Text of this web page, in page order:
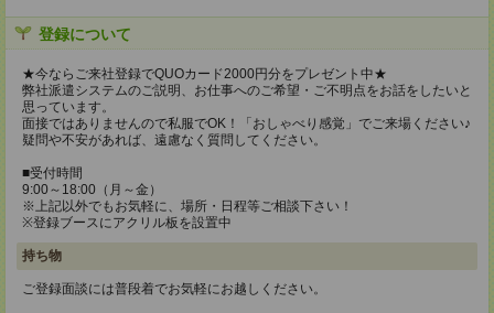
登録について
★今ならご来社登録でQUOカード2000円分をプレゼント中★
弊社派遣システムのご説明、お仕事へのご希望・ご不明点をお話をしたいと
思っています。
面接ではありませんので私服でOK！「おしゃべり感覚」でご来場ください♪
疑問や不安があれば、遠慮なく質問してください。
■受付時間
9:00～18:00（月～金）
※上記以外でもお気軽に、場所・日程等ご相談下さい！
※登録ブースにアクリル板を設置中
持ち物
ご登録面談には普段着でお気軽にお越しください。